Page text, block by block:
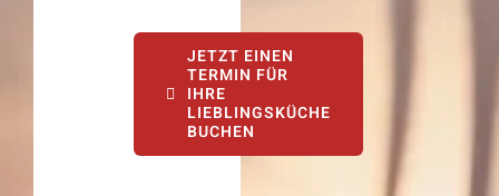
JETZT EINEN
TERMIN FÜR
IHRE
LIEBLINGSKÜCHE
BUCHEN